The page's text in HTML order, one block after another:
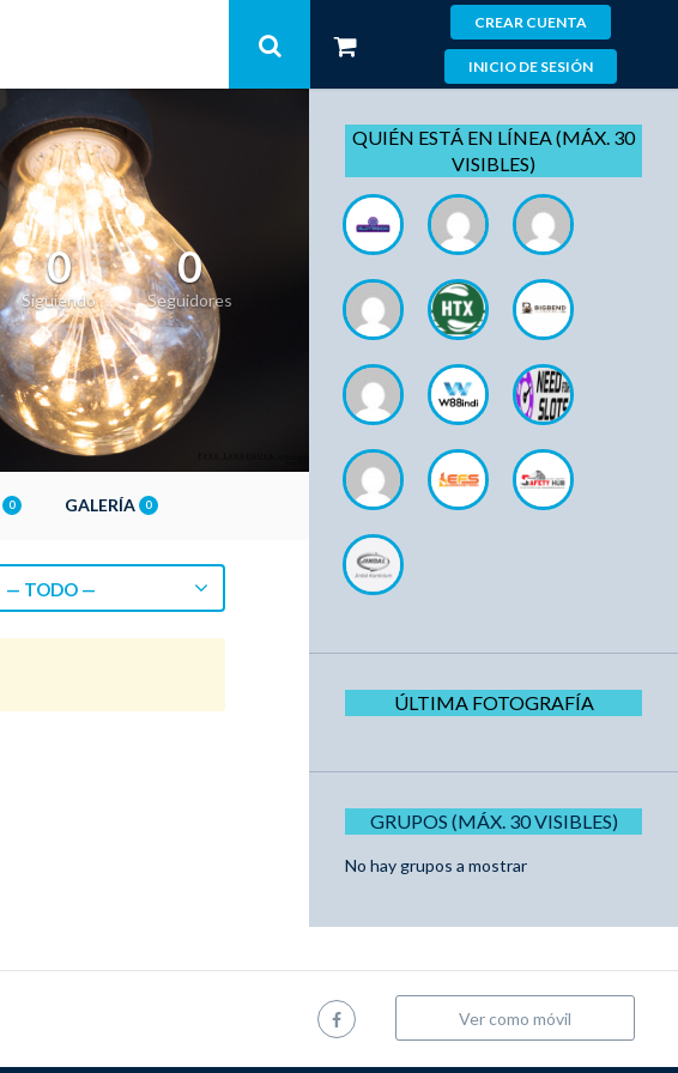
CREAR CUENTA
INICIO DE SESIÓN
0
Siguiendo
0
Seguidores
0 GALERÍA 0
— TODO —
QUIÉN ESTÁ EN LÍNEA (MÁX. 30
VISIBLES)
ÚLTIMA FOTOGRAFÍA
GRUPOS (MÁX. 30 VISIBLES)
No hay grupos a mostrar